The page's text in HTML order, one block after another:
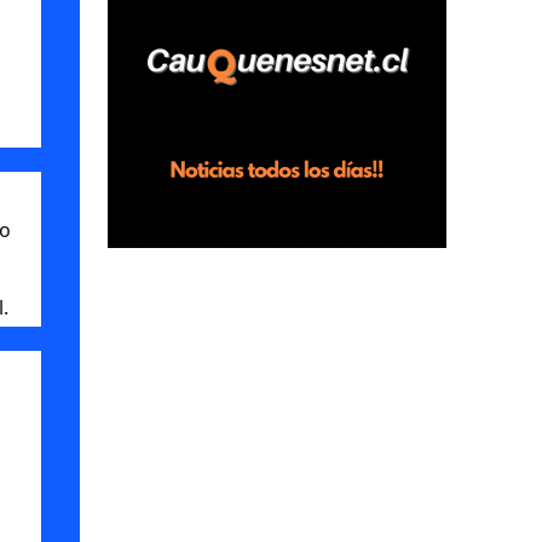
en el sector Dollimbuta, comuna de
Pelluhue. Allí, mientras se encontraba junto
plantación de frutillas, habría sostenido una